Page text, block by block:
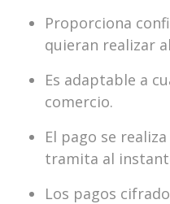
Proporciona
quieran realizar
Es adaptable a
comercio.
El pago se
tramita al
Los pagos